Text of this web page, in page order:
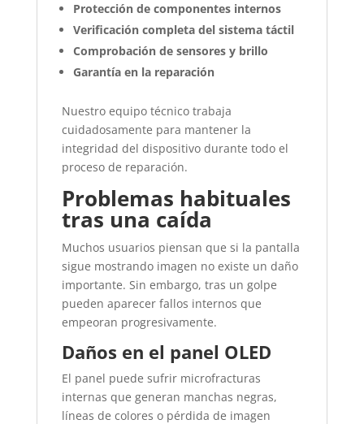
Protección de componentes internos
Verificación completa del sistema táctil
Comprobación de sensores y brillo
Garantía en la reparación
Nuestro equipo técnico trabaja
cuidadosamente para mantener la
integridad del dispositivo durante todo el
proceso de reparación.
Problemas habituales
tras una caída
Muchos usuarios piensan que si la pantalla
sigue mostrando imagen no existe un daño
importante. Sin embargo, tras un golpe
pueden aparecer fallos internos que
empeoran progresivamente.
Daños en el panel OLED
El panel puede sufrir microfracturas
internas que generan manchas negras,
líneas de colores o pérdida de imagen